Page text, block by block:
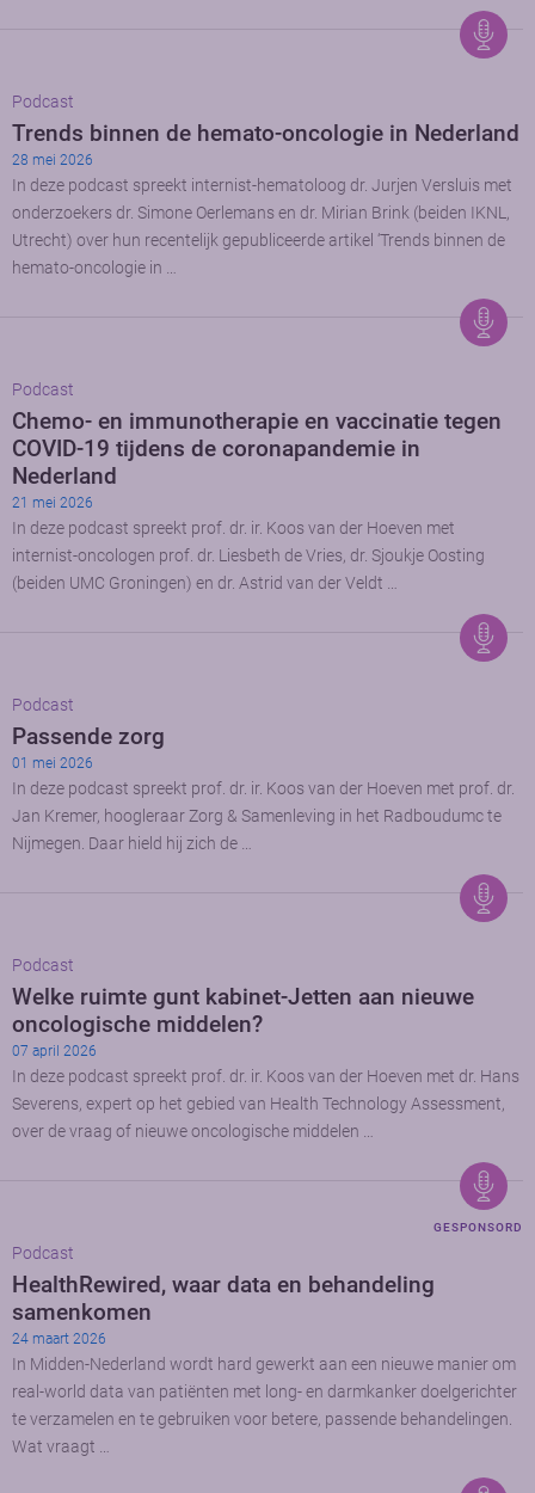
Podcast
Trends binnen de hemato-oncologie in Nederland
28 mei 2026
In deze podcast spreekt internist-hematoloog dr. Jurjen Versluis met
onderzoekers dr. Simone Oerlemans en dr. Mirian Brink (beiden IKNL,
Utrecht) over hun recentelijk gepubliceerde artikel ‘Trends binnen de
hemato-oncologie in …
Podcast
Chemo- en immunotherapie en vaccinatie tegen
COVID-19 tijdens de coronapandemie in
Nederland
21 mei 2026
In deze podcast spreekt prof. dr. ir. Koos van der Hoeven met
internist-oncologen prof. dr. Liesbeth de Vries, dr. Sjoukje Oosting
(beiden UMC Groningen) en dr. Astrid van der Veldt …
Podcast
Passende zorg
01 mei 2026
In deze podcast spreekt prof. dr. ir. Koos van der Hoeven met prof. dr.
Jan Kremer, hoogleraar Zorg & Samenleving in het Radboudumc te
Nijmegen. Daar hield hij zich de …
Podcast
Welke ruimte gunt kabinet-Jetten aan nieuwe
oncologische middelen?
07 april 2026
In deze podcast spreekt prof. dr. ir. Koos van der Hoeven met dr. Hans
Severens, expert op het gebied van Health Technology Assessment,
over de vraag of nieuwe oncologische middelen …
GESPONSORD
Podcast
HealthRewired, waar data en behandeling
samenkomen
24 maart 2026
In Midden-Nederland wordt hard gewerkt aan een nieuwe manier om
real-world data van patiënten met long- en darmkanker doelgerichter
te verzamelen en te gebruiken voor betere, passende behandelingen.
Wat vraagt …